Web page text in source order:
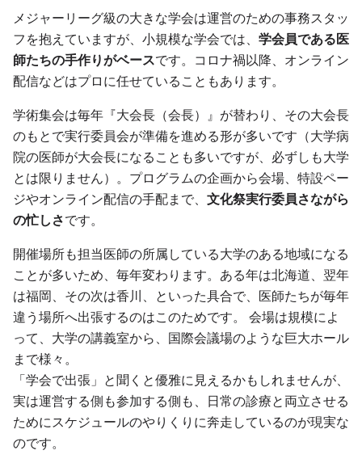
メジャーリーグ級の大きな学会は運営のための事務スタッ
フを抱えていますが、小規模な学会では、 学会員である医
師たちの手作りがベースです。コロナ禍以降、オンライン
配信などはプロに任せていることもあります。
学術集会は毎年『大会長（会長）』が替わり、その大会長
のもとで実行委員会が準備を進める形が多いです（大学病
院の医師が大会長になることも多いですが、必ずしも大学
とは限りません）。プログラムの企画から会場、特設ペー
ジやオンライン配信の手配まで、 文化祭実行委員さながら
の忙しさです。
開催場所も担当医師の所属している大学のある地域になる
ことが多いため、毎年変わります。ある年は北海道、翌年
は福岡、その次は香川、といった具合で、医師たちが毎年
違う場所へ出張するのはこのためです。 会場は規模によ
って、大学の講義室から、国際会議場のような巨大ホール
まで様々。
「学会で出張」と聞くと優雅に見えるかもしれませんが、
実は運営する側も参加する側も、日常の診療と両立させる
ためにスケジュールのやりくりに奔走しているのが現実な
のです。